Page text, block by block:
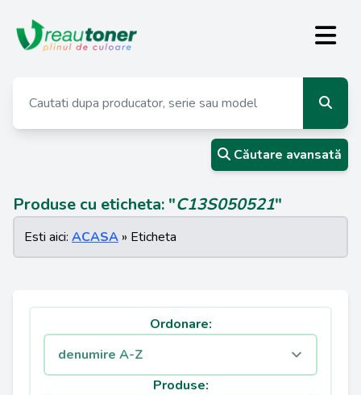
Căutare avansată
Produse cu eticheta: "C13S050521"
Esti aici: ACASA » Eticheta
Ordonare:
Produse: